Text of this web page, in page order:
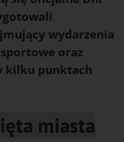
wydarzenia
oraz
kilku punktach
miasta